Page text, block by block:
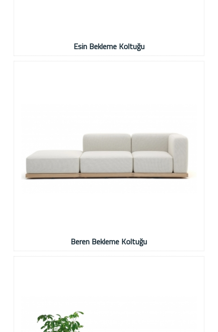
Esin Bekleme Koltuğu
Beren Bekleme Koltuğu